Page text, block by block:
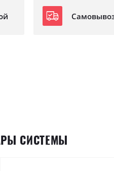
СИСТЕМЫ